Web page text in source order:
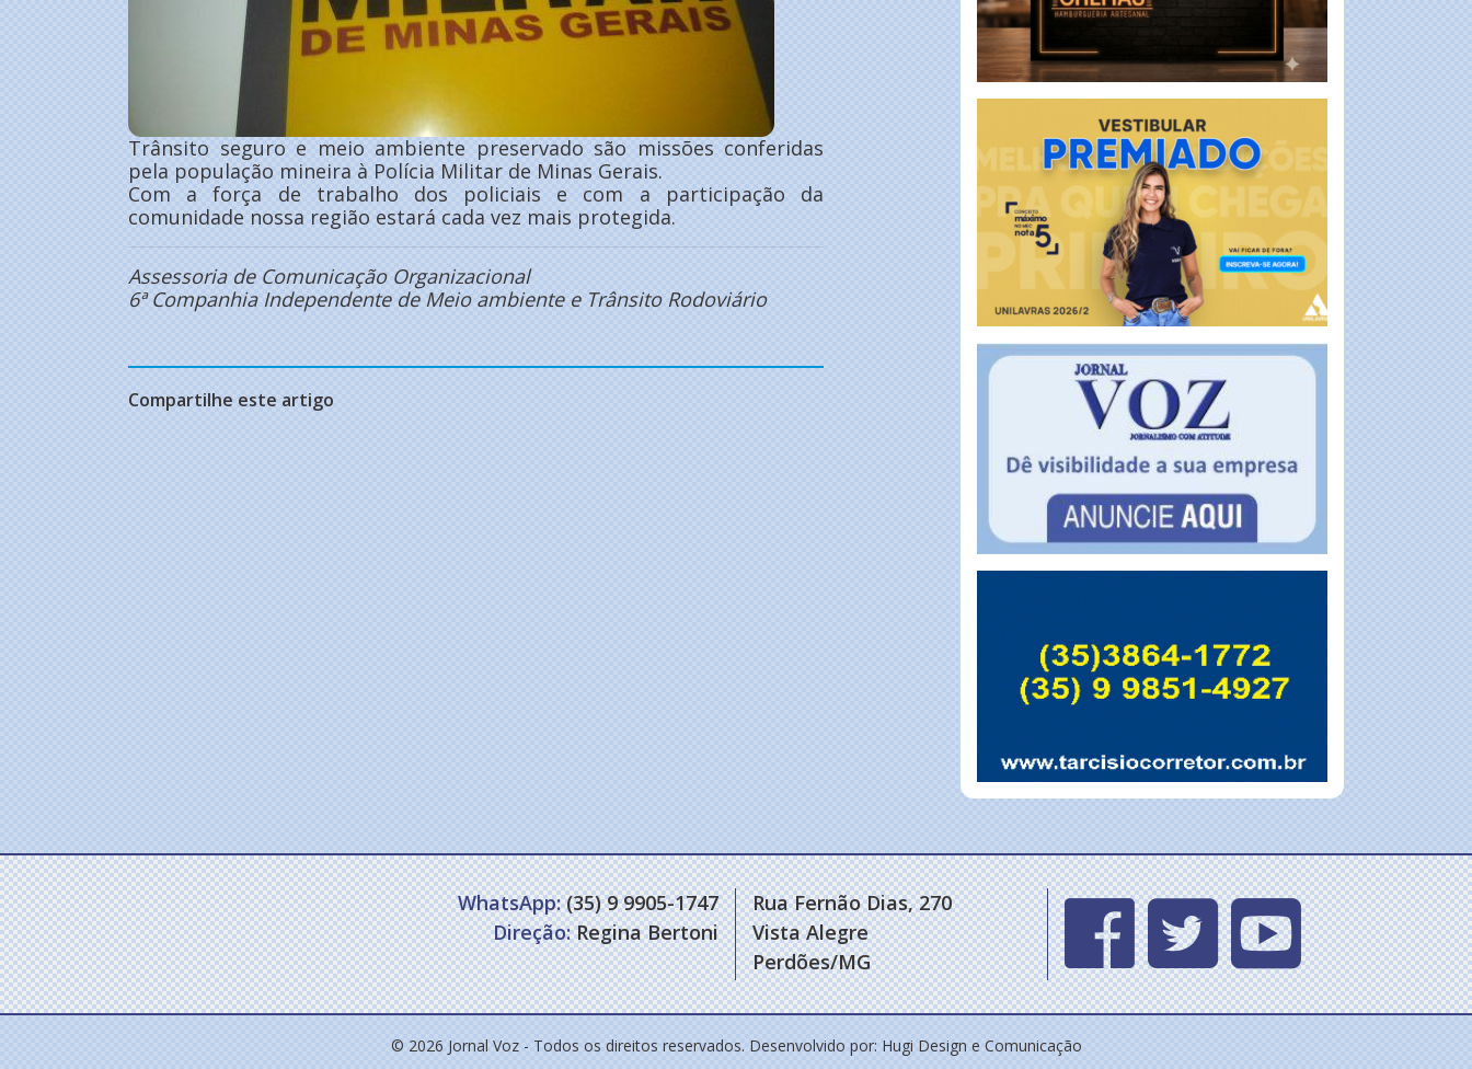
Trânsito seguro e meio ambiente preservado são missões conferidas
pela população mineira à Polícia Militar de Minas Gerais.
Com a força de trabalho dos policiais e com a participação da
comunidade nossa região estará cada vez mais protegida.
Assessoria de Comunicação Organizacional
6ª Companhia Independente de Meio ambiente e Trânsito Rodoviário
Compartilhe este artigo
WhatsApp:(35) 9 9905-1747
Direção:Regina Bertoni
Rua Fernão Dias, 270
Vista Alegre
Perdões/MG
© 2026 Jornal Voz - Todos os direitos reservados. Desenvolvido por: Hugi Design e Comunicação